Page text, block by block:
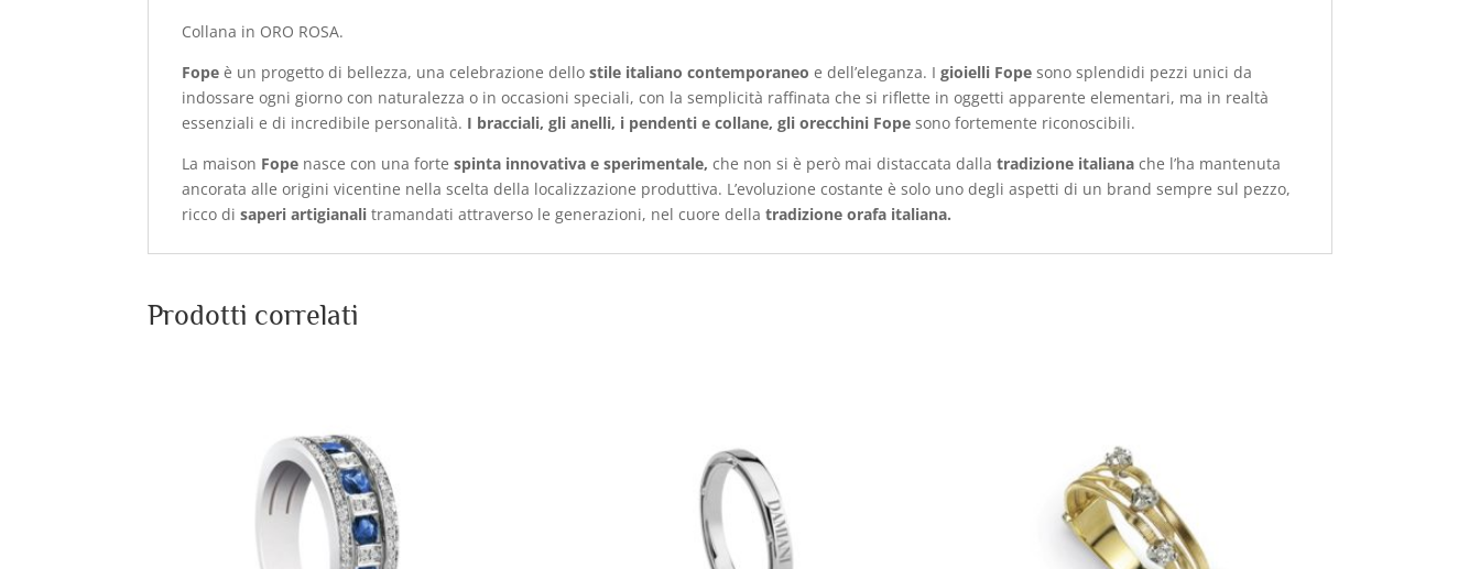
Collana in ORO ROSA.
Fope è un progetto di bellezza, una celebrazione dello stile italiano contemporaneo e dell’eleganza. I gioielli Fope sono splendidi pezzi unici da
indossare ogni giorno con naturalezza o in occasioni speciali, con la semplicità raffinata che si riflette in oggetti apparente elementari, ma in realtà
essenziali e di incredibile personalità. I bracciali, gli anelli, i pendenti e collane, gli orecchini Fope sono fortemente riconoscibili.
La maison Fope nasce con una forte spinta innovativa e sperimentale, che non si è però mai distaccata dalla tradizione italiana che l’ha mantenuta
ancorata alle origini vicentine nella scelta della localizzazione produttiva. L’evoluzione costante è solo uno degli aspetti di un brand sempre sul pezzo,
ricco di saperi artigianali tramandati attraverso le generazioni, nel cuore della tradizione orafa italiana.
Prodotti correlati